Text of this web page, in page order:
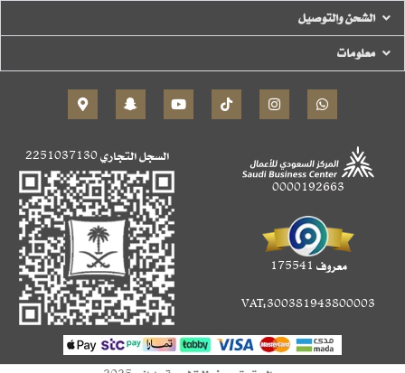
الشحن والتوصيل
معلومات
0000192663
معروف 175541
VAT:300381943800003
السجل التجاري2251037130